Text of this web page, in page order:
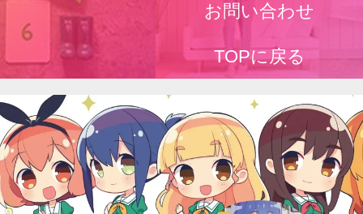
お問い合わせ
TOPに戻る